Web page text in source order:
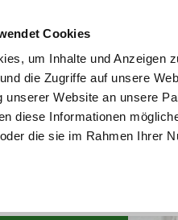
Cookies
um Inhalte und Anzeigen
die Zugriffe auf unsere
unserer Website an unsere
diese Informationen
die sie im Rahmen Ihrer
Garten